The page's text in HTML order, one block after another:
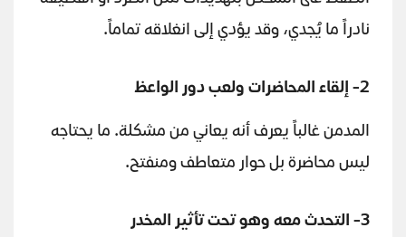
نادراً ما يُجدي، وقد يؤدي إلى انغلاقه تماماً.
2- إلقاء المحاضرات ولعب دور الواعظ
المدمن غالباً يعرف أنه يعاني من مشكلة. ما يحتاجه
ليس محاضرة بل حوار متعاطف ومنفتح.
3- التحدث معه وهو تحت تأثير المخدر